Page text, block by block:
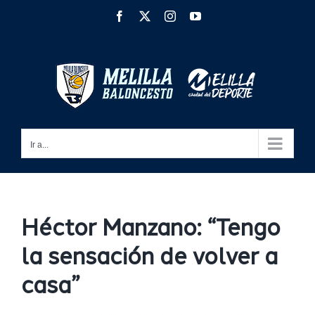
Facebook InstagramYouTube
Ir a...
Héctor Manzano: “Tengo
la sensación de volver a
casa”